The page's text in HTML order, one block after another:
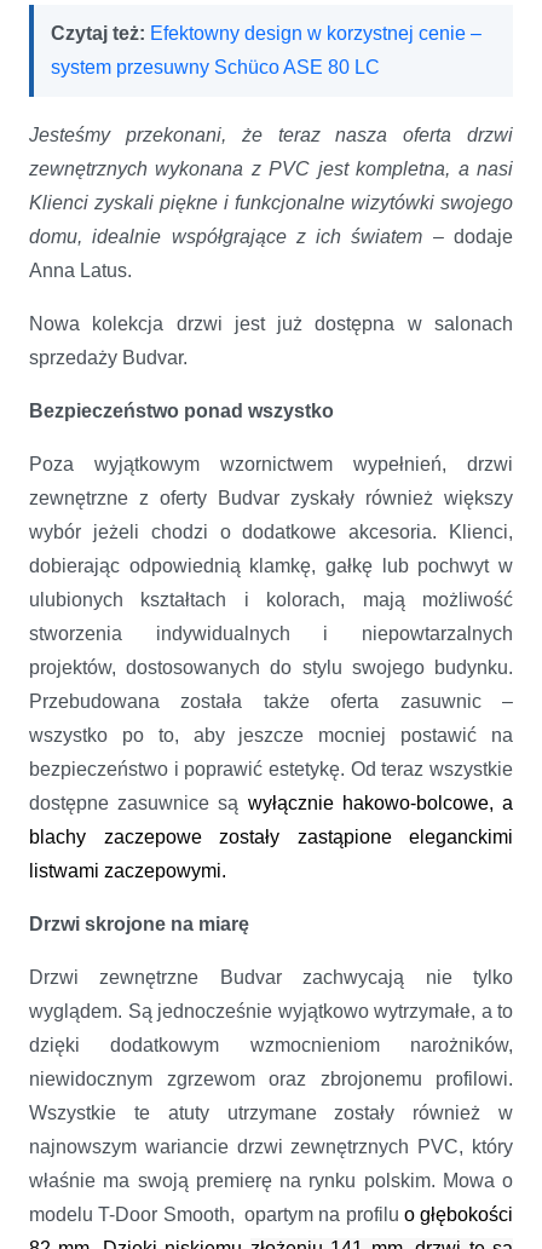
Czytaj też: Efektowny design w korzystnej cenie –
system przesuwny Schüco ASE 80 LC
Jesteśmy przekonani, że teraz nasza oferta drzwi
zewnętrznych wykonana z PVC jest kompletna, a nasi
Klienci zyskali piękne i funkcjonalne wizytówki swojego
domu, idealnie współgrające z ich światem – dodaje
Anna Latus.
Nowa kolekcja drzwi jest już dostępna w salonach
sprzedaży Budvar.
Bezpieczeństwo ponad wszystko
Poza wyjątkowym wzornictwem wypełnień, drzwi
zewnętrzne z oferty Budvar zyskały również większy
wybór jeżeli chodzi o dodatkowe akcesoria. Klienci,
dobierając odpowiednią klamkę, gałkę lub pochwyt w
ulubionych kształtach i kolorach, mają możliwość
stworzenia indywidualnych i niepowtarzalnych
projektów, dostosowanych do stylu swojego budynku.
Przebudowana została także oferta zasuwnic –
wszystko po to, aby jeszcze mocniej postawić na
bezpieczeństwo i poprawić estetykę. Od teraz wszystkie
dostępne zasuwnice są wyłącznie hakowo-bolcowe, a
blachy zaczepowe zostały zastąpione eleganckimi
listwami zaczepowymi.
Drzwi skrojone na miarę
Drzwi zewnętrzne Budvar zachwycają nie tylko
wyglądem. Są jednocześnie wyjątkowo wytrzymałe, a to
dzięki dodatkowym wzmocnieniom narożników,
niewidocznym zgrzewom oraz zbrojonemu profilowi.
Wszystkie te atuty utrzymane zostały również w
najnowszym wariancie drzwi zewnętrznych PVC, który
właśnie ma swoją premierę na rynku polskim. Mowa o
modelu T-Door Smooth, opartym na profilu o głębokości